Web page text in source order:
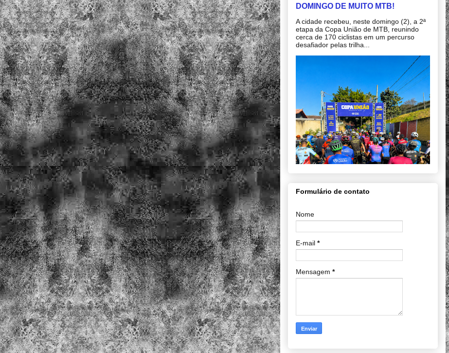
DOMINGO DE MUITO MTB!
A cidade recebeu, neste domingo (2), a 2ª
etapa da Copa União de MTB, reunindo
cerca de 170 ciclistas em um percurso
desafiador pelas trilha...
Formulário de contato
Nome
E-mail *
Mensagem *